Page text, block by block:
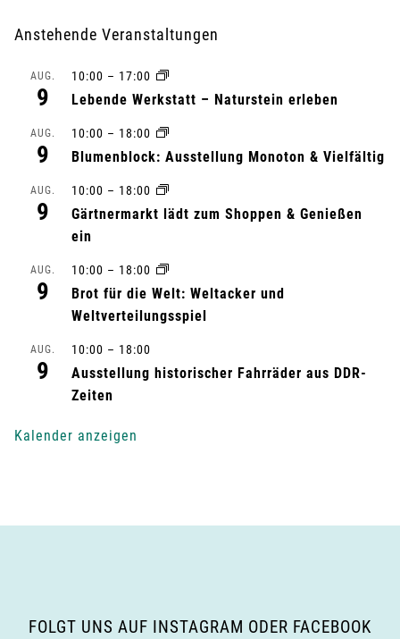
a
N
v
Anstehende Veranstaltungen
AUG.
9
10:00 – 17:00
Lebende Werkstatt – Naturstein erleben
AUG.
9
10:00 – 18:00
Blumenblock: Ausstellung Monoton & Vielfältig
AUG.
9
10:00 – 18:00
Gärtnermarkt lädt zum Shoppen & Genießen
ein
AUG.
9
10:00 – 18:00
Brot für die Welt: Weltacker und
Weltverteilungsspiel
AUG.
9
10:00 – 18:00
Ausstellung historischer Fahrräder aus DDR-
Zeiten
Kalender anzeigen
FOLGT UNS AUF INSTAGRAM ODER FACEBOOK